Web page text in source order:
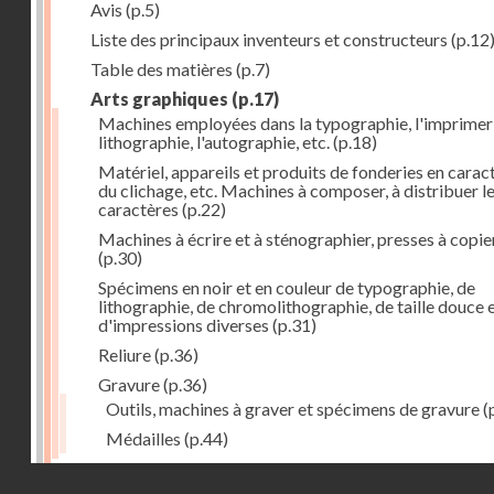
Avis (p.5)
Liste des principaux inventeurs et constructeurs (p.12)
Table des matières (p.7)
Arts graphiques (p.17)
Machines employées dans la typographie,
lithographie, l'autographie, etc. (p.18)
Matériel, appareils et produits de fonderies en
du clichage, etc. Machines à composer, à distribuer
caractères (p.22)
Machines à écrire et à sténographier, presses à
(p.30)
Spécimens en noir et en couleur de typographie, de
lithographie, de chromolithographie, de taille douce
d'impressions diverses (p.31)
Reliure(p.36)
Gravure(p.36)
Outils, machines à graver et spécimens de gravure
Médailles (p.44)